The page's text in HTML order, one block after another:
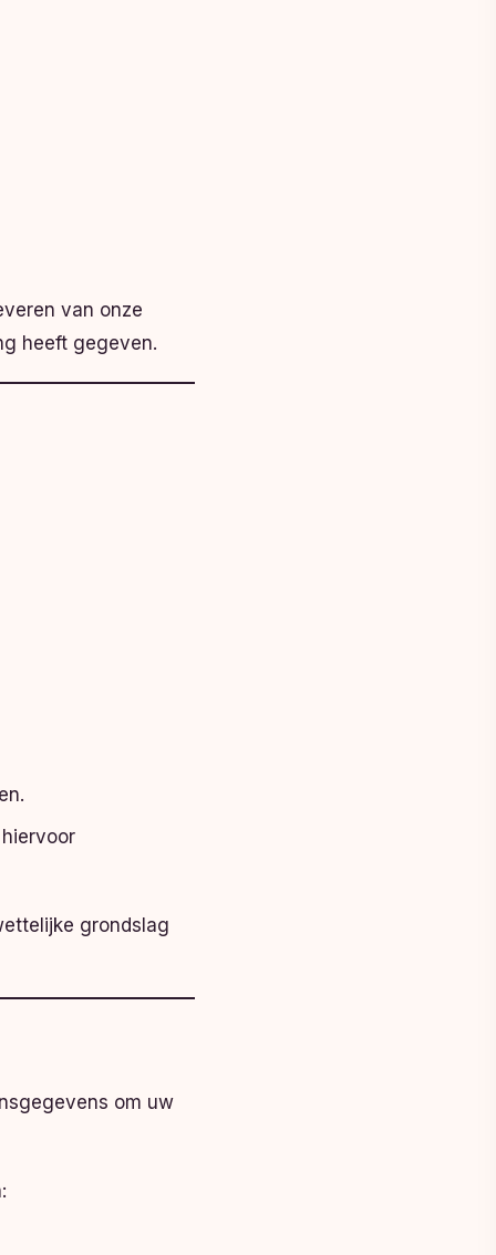
van onze
heeft gegeven.
grondslag
om uw